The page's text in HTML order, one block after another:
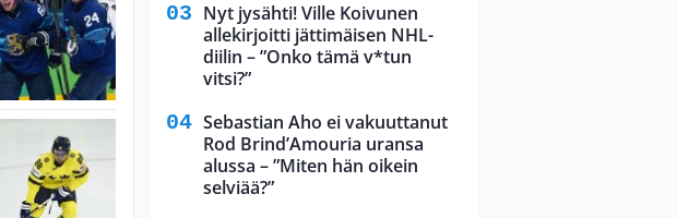
Nyt jysähti! Ville Koivunen
allekirjoitti jättimäisen NHL-
diilin – ”Onko tämä v*tun
vitsi?”
Sebastian Aho ei vakuuttanut
Rod Brind’Amouria uransa
alussa – ”Miten hän oikein
selviää?”